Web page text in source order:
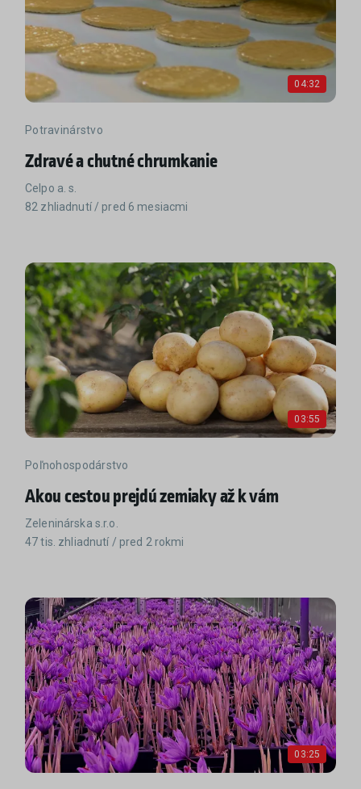
04:32
Potravinárstvo
Zdravé a chutné chrumkanie
Celpo a. s.
82 zhliadnutí / pred 6 mesiacmi
03:55
Poľnohospodárstvo
Akou cestou prejdú zemiaky až k vám
Zeleninárska s.r.o.
47 tis. zhliadnutí / pred 2 rokmi
03:25